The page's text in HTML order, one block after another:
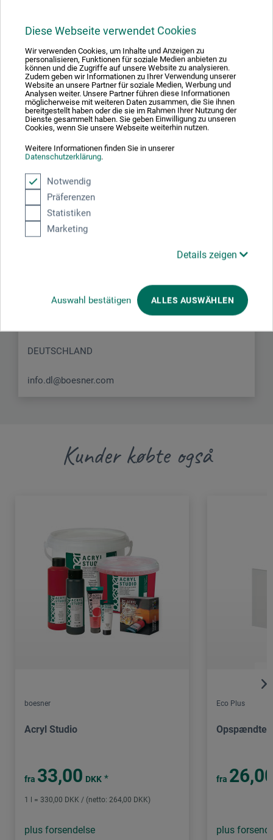
Diese Webseite verwendet Cookies
Wir verwenden Cookies, um Inhalte und Anzeigen zu
personalisieren, Funktionen für soziale Medien anbieten zu
können und die Zugriffe auf unsere Website zu analysieren.
Zudem geben wir Informationen zu Ihrer Verwendung unserer
Website an unsere Partner für soziale Medien, Werbung und
Analysen weiter. Unsere Partner führen diese Informationen
möglicherweise mit weiteren Daten zusammen, die Sie ihnen
bereitgestellt haben oder die sie im Rahmen Ihrer Nutzung der
Dienste gesammelt haben. Sie geben Einwilligung zu unseren
Cookies, wenn Sie unsere Webseite weiterhin nutzen.
Weitere Informationen finden Sie in unserer
Datenschutzerklärung.
Notwendig
Präferenzen
Statistiken
Marketing
Details zeigen
Auswahl bestätigen ALLES AUSWÄHLEN
formatet 18 x 24 cm er det muligt at efterspænde lærredet
med kiler. Hos boesner får du Go Create-blindrammer i 20
formater til nogle af markedets laveste priser. Ved
bestilling af hele pakker er prisen yderligere reduceret
med 5 %. Det gør rammerne ekstra interessante for
skoler, uddannelsesinstitutioner og andre med behov for
store mængder.
Producent-kontakt
Her finder du producentens kontaktoplysninger for dette
DEUTSCHLAND
info.dl@boesner.com
Kunder købte også
boesner
Acryl Studio
fra 33,00 DKK *
1 l = 330,00 DKK / (netto: 264,00 DKK)
plus forsendelse
Eco Plus
Opspændte
fra
plus